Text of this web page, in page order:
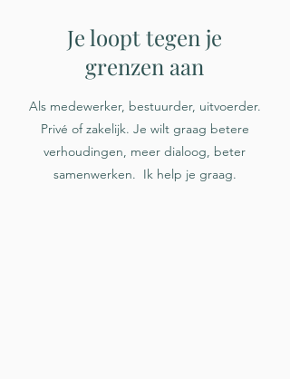
Je loopt tegen je
grenzen aan
Als medewerker, bestuurder, uitvoerder.
Privé of zakelijk. Je wilt graag betere
verhoudingen, meer dialoog, beter
samenwerken. Ik help je graag.